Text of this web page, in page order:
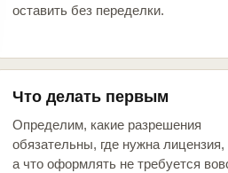
оставить без переделки.
Что делать первым
Определим, какие разрешения
обязательны, где нужна лицензия,
а что оформлять не требуется